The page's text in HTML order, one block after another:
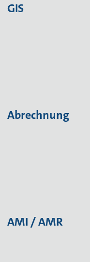
GIS
Abrechnung
AMI / AMR